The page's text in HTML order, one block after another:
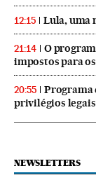
12:15 Lula, uma
21:14
O
impostos para
20:55
Programa
privilégios
NEWSLETTERS